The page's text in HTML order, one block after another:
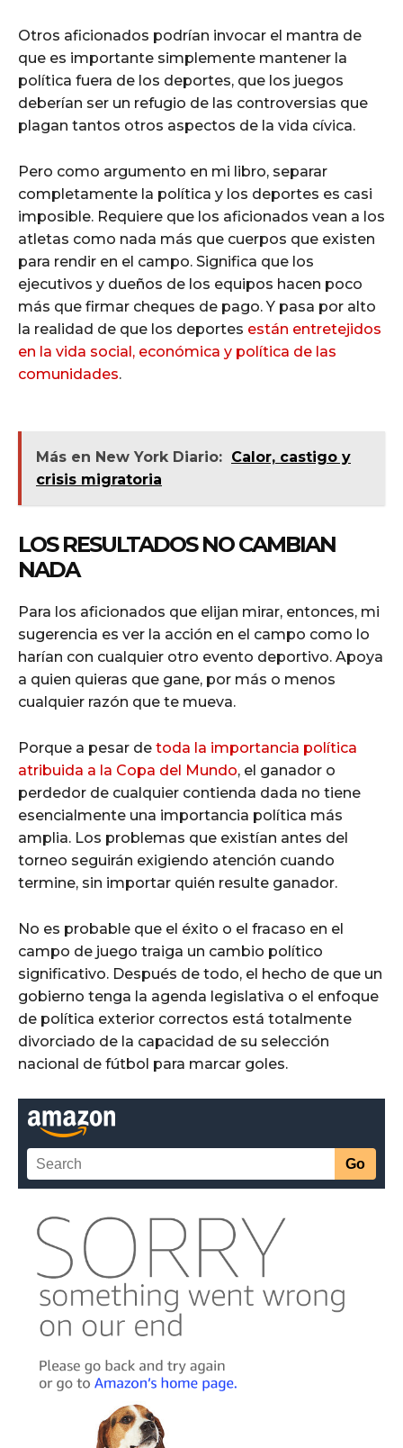
Otros aficionados podrían invocar el mantra de
que es importante simplemente mantener la
política fuera de los deportes, que los juegos
deberían ser un refugio de las controversias que
plagan tantos otros aspectos de la vida cívica.
Pero como argumento en mi libro, separar
completamente la política y los deportes es casi
imposible. Requiere que los aficionados vean a los
atletas como nada más que cuerpos que existen
para rendir en el campo. Significa que los
ejecutivos y dueños de los equipos hacen poco
más que firmar cheques de pago. Y pasa por alto
la realidad de que los deportes están entretejidos
en la vida social, económica y política de las
comunidades.
Más en New York Diario: Calor, castigo y
crisis migratoria
LOS RESULTADOS NO CAMBIAN
NADA
Para los aficionados que elijan mirar, entonces, mi
sugerencia es ver la acción en el campo como lo
harían con cualquier otro evento deportivo. Apoya
a quien quieras que gane, por más o menos
cualquier razón que te mueva.
Porque a pesar de toda la importancia política
atribuida a la Copa del Mundo, el ganador o
perdedor de cualquier contienda dada no tiene
esencialmente una importancia política más
amplia. Los problemas que existían antes del
torneo seguirán exigiendo atención cuando
termine, sin importar quién resulte ganador.
No es probable que el éxito o el fracaso en el
campo de juego traiga un cambio político
significativo. Después de todo, el hecho de que un
gobierno tenga la agenda legislativa o el enfoque
de política exterior correctos está totalmente
divorciado de la capacidad de su selección
nacional de fútbol para marcar goles.